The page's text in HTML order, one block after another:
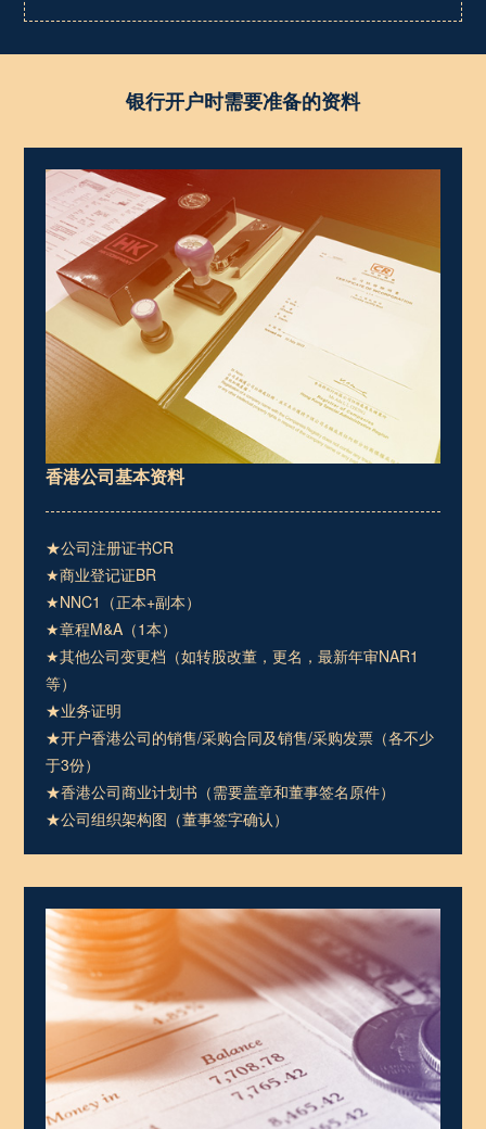
银行开户时需要准备的资料
香港公司基本资料
★公司注册证书CR
★商业登记证BR
★NNC1（正本+副本）
★章程M&A（1本）
★其他公司变更档（如转股改董，更名，最新年审NAR1
等）
★业务证明
★开户香港公司的销售/采购合同及销售/采购发票（各不少
于3份）
★香港公司商业计划书（需要盖章和董事签名原件）
★公司组织架构图（董事签字确认）